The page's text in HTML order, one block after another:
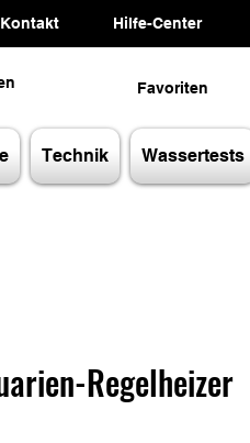
Kontakt Hilfe-Center
Favoriten
Technik Wassertests
Regelheizer